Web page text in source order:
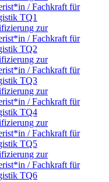
/ Fachkraft für
TQ1
zur
/ Fachkraft für
TQ2
zur
/ Fachkraft für
TQ3
zur
/ Fachkraft für
TQ4
zur
/ Fachkraft für
TQ5
zur
/ Fachkraft für
TQ6